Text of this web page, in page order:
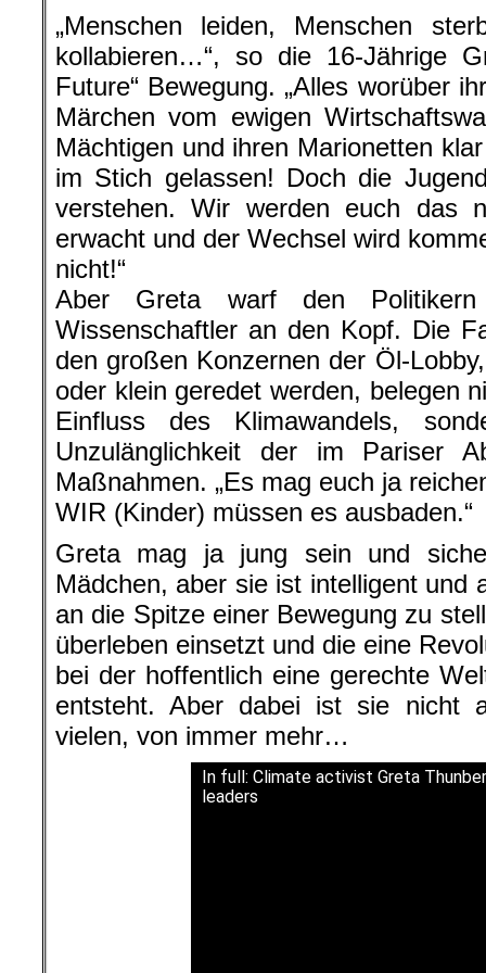
„Menschen leiden, Menschen
kollabieren…“, so die 16-Jährige
Future“ Bewegung. „Alles worüber
Märchen vom ewigen
Mächtigen und ihren Marionetten
im Stich gelassen! Doch die
verstehen. Wir werden euch das
erwacht und der Wechsel wird
nicht!“
Aber Greta warf den
Wissenschaftler an den Kopf. Die
den großen Konzernen der Öl-
oder klein geredet werden, belegen
Einfluss des Klimawandels,
Unzulänglichkeit der im Pariser
Maßnahmen. „Es mag euch ja
WIR (Kinder) müssen es ausbaden.“
Greta mag ja jung sein und
Mädchen, aber sie ist intelligent und
an die Spitze einer Bewegung zu
überleben einsetzt und die eine
bei der hoffentlich eine gerechte
entsteht. Aber dabei ist sie nicht
vielen, von immer mehr…
In full: Climate activist Greta
leaders